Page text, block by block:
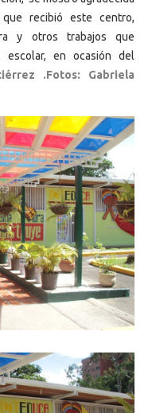
recibió este centro,
y otros trabajos que
escolar, en ocasión del
.Fotos: Gabriela